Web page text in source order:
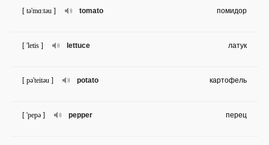
tomato
[ tə'mɑ:təu ] помидор
lettuce
[ 'letis ] латук
potato
[ pə'teitəu ] картофель
pepper
[ 'pepə ] перец